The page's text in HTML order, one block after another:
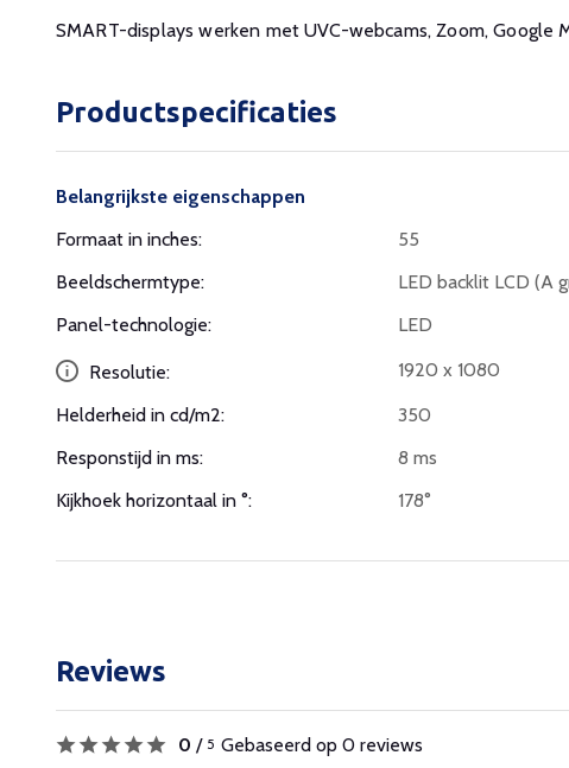
SMART-displays werken met UVC-webcams, Zoom,
Productspecificaties
Belangrijkste eigenschappen
Formaat in inches:
55
Beeldschermtype:
LED backlit LCD (A
Panel-technologie:
LED
Resolutie:
1920 x 1080
Helderheid in cd/m2:
350
Responstijd in ms:
8 ms
Kijkhoek horizontaal in °:
178°
Reviews
0 / 5 Gebaseerd op 0 reviews